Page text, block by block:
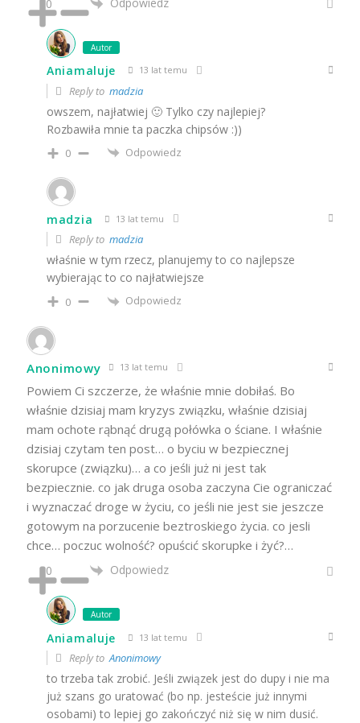
0
Autor
Aniamaluje 13 lat temu
Reply to madzia
owszem, najłatwiej 🙂 Tylko czy najlepiej?
Rozbawiła mnie ta paczka chipsów :))
0 Odpowiedz
madzia 13 lat temu
Reply to madzia
właśnie w tym rzecz, planujemy to co najlepsze
wybierając to co najłatwiejsze
0 Odpowiedz
Anonimowy 13 lat temu
Powiem Ci szczerze, że właśnie mnie dobiłaś. Bo
właśnie dzisiaj mam kryzys związku, właśnie dzisiaj
mam ochote rąbnąć drugą połówka o ściane. I właśnie
dzisiaj czytam ten post… o byciu w bezpiecznej
skorupce (związku)… a co jeśli już ni jest tak
bezpiecznie. co jak druga osoba zaczyna Cie ograniczać
i wyznaczać droge w życiu, co jeśli nie jest sie jeszcze
gotowym na porzucenie beztroskiego życia. co jesli
chce… poczuc wolność? opuścić skorupke i żyć?…
0 Odpowiedz
Autor
Aniamaluje 13 lat temu
Reply toAnonimowy
to trzeba tak zrobić. Jeśli związek jest do dupy i nie ma
już szans go uratować (bo np. jesteście już innymi
osobami) to lepiej go zakończyć niż się w nim dusić.